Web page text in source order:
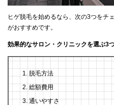
ヒゲ脱毛を始めるなら、次の3つをチ
がおすすめです。
効果的なサロン・クリニックを選ぶ3
脱毛方法
総額費用
通いやすさ